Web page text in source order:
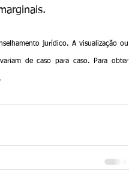
jurídico. A visualização ou
de caso para caso. Para obter